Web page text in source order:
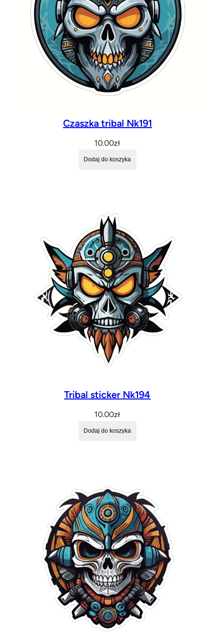
Czaszka tribal Nk191
10.00zł
Dodaj do koszyka
Tribal sticker Nk194
10.00zł
Dodaj do koszyka